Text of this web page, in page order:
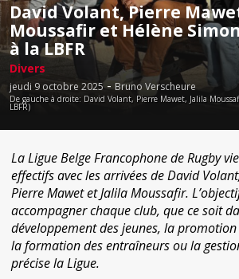
David Volant, Pierre
Moussafir et Hélène
à la LBFR
Divers
jeudi 9 octobre 2025-Bruno Verscheure
De gauche à droite: David Volant, Pierre Mawet, Jalila
LBFR)
La Ligue Belge Francophone de Rugby
effectifs avec les arrivées de David
Pierre Mawet et Jalila Moussafir.
accompagner chaque club, que ce soit
développement des jeunes, la
la formation des entraîneurs ou la
précise la Ligue.